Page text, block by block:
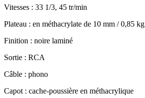
Vitesses : 33 1/3, 45 tr/min
Plateau : en méthacrylate de 10 mm / 0,85 kg
Finition : noire laminé
Sortie : RCA
Câble : phono
Capot : cache-poussière en méthacrylique